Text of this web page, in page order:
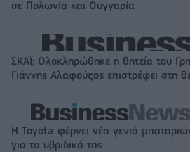
σε Πολωνία και Ουγγαρία
ΣΚΑΪ: Ολοκληρώθηκε η θητεία του
Γιάννης Αλαφούζος επιστρέφει στη
Η Toyota φέρνει νέα γενιά
για τα υβριδικά της